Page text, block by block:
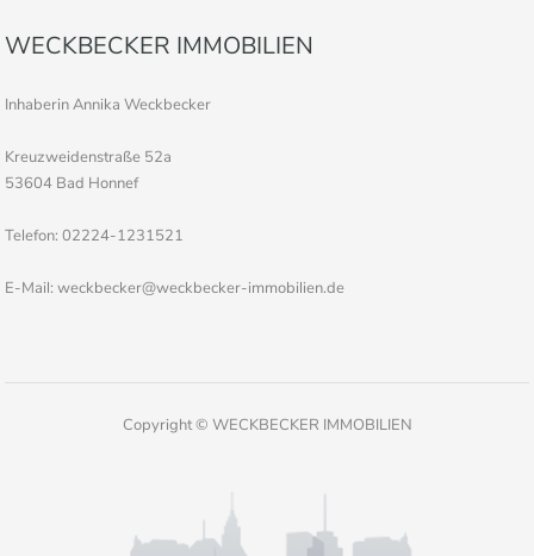
WECKBECKER IMMOBILIEN
Inhaberin Annika Weckbecker
Kreuzweidenstraße 52a
53604 Bad Honnef
Telefon: 02224-1231521
E-Mail: weckbecker@weckbecker-immobilien.de
Copyright © WECKBECKER IMMOBILIEN